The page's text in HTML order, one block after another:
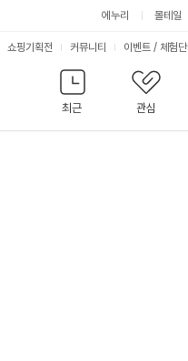
에누리 몰테일
최근
관심
쇼핑기획전 커뮤니티 이벤트 / 체험단